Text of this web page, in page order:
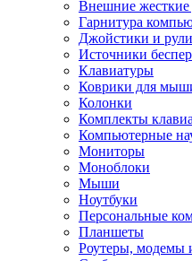
Внешние жесткие
Гарнитура
Джойстики и рули
Источники
Клавиатуры
Коврики для
Колонки
Комплекты
Компьютерные
Мониторы
Моноблоки
Мыши
Ноутбуки
Персональные
Планшеты
Роутеры, модемы